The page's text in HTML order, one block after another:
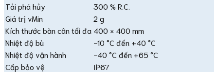
Tải phá hủy
300 % R.C.
Giá trị vMin
2 g
Kích thước bàn cân tối đa 400 × 400 mm
Nhiệt độ bù
−10 °C đến +40 °C
Nhiệt độ vận hành
−40 °C đến +65 °C
Cấp bảo vệ
IP67